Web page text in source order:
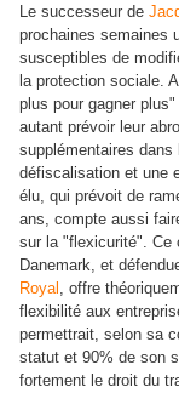
Le successeur de
prochaines semaines
susceptibles de
la protection sociale.
plus pour gagner
autant prévoir leur
supplémentaires
défiscalisation et une
élu, qui prévoit de
ans, compte aussi
sur la "flexicurité". Ce
Danemark, et
Royal , offre
flexibilité aux
permettrait, selon sa
statut et 90% de son
fortement le droit du